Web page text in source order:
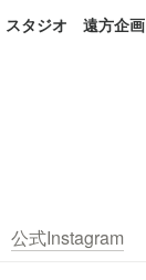
スタジオ 遠方企画
公式Instagram